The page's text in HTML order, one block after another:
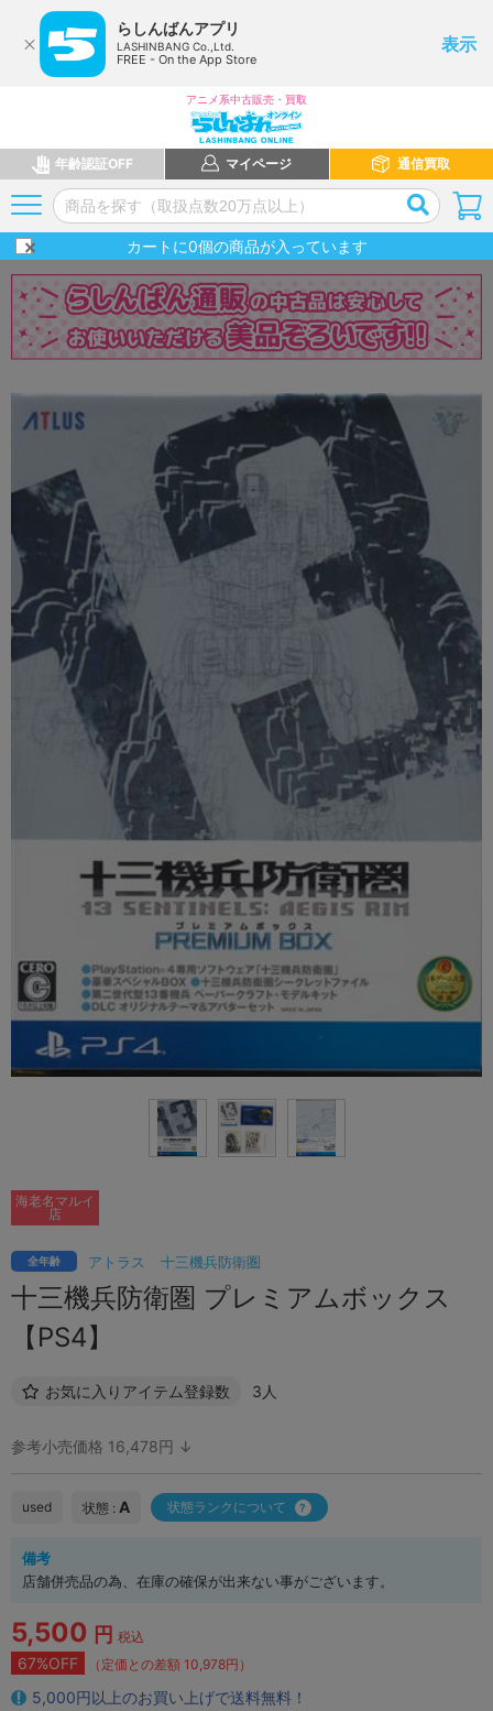
らしんばんアプリ
LASHINBANG Co.,Ltd.
FREE - On the App Store
表示
アニメ系中古販売・買取
年齢認証OFF マイページ 通信買取
カートに0個の商品が入っています
アトラス 十三機兵防衛圏
全年齢
十三機兵防衛圏 プレミアムボックス
【PS4】
お気に入りアイテム登録数 3人
海老名マルイ
店
参考小売価格 16,478円 ↓
used 状態 : A 状態ランクについて
備考
店舗併売品の為、在庫の確保が出来ない事がございます。
5,500 円 税込
67%OFF （定価との差額 10,978円）
5,000円以上のお買い上げで送料無料！